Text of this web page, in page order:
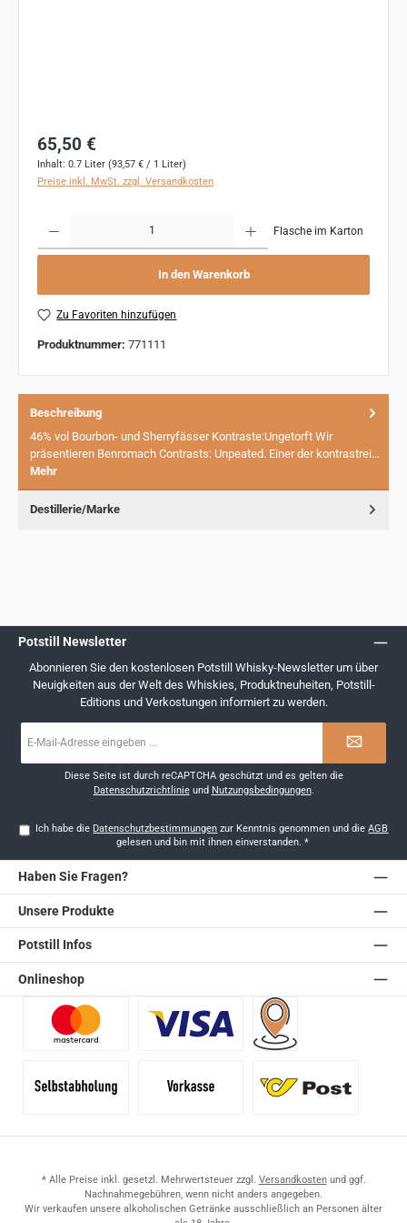
Regulärer Preis:
65,50 €
Inhalt: 0.7 Liter (93,57 € / 1 Liter)
Preise inkl. MwSt. zzgl. Versandkosten
Flasche im Karton
In den Warenkorb
Zu Favoriten hinzufügen
Produktnummer: 771111
Beschreibung
46% vol Bourbon- und Sherryfässer Kontraste:Ungetorft Wir
präsentieren Benromach Contrasts: Unpeated. Einer der kontrastrei…
Mehr
Destillerie/Marke
Potstill Newsletter
Abonnieren Sie den kostenlosen Potstill Whisky-Newsletter um über
Neuigkeiten aus der Welt des Whiskies, Produktneuheiten, Potstill-
Editions und Verkostungen informiert zu werden.
Mail-
Diese Seite ist durch reCAPTCHA geschützt und es gelten die
Datenschutzrichtlinieund Nutzungsbedingungen.
Ich habe die Datenschutzbestimmungen zur Kenntnis genommen und dieAGB
gelesen und bin mit ihnen einverstanden. *
Haben Sie Fragen?
Unsere Produkte
Potstill Infos
Onlineshop
* Alle Preise inkl. gesetzl. Mehrwertsteuer zzgl. Versandkostenund ggf.
Nachnahmegebühren, wenn nicht anders angegeben.
Wir verkaufen unsere alkoholischen Getränke ausschließlich an Personen älter